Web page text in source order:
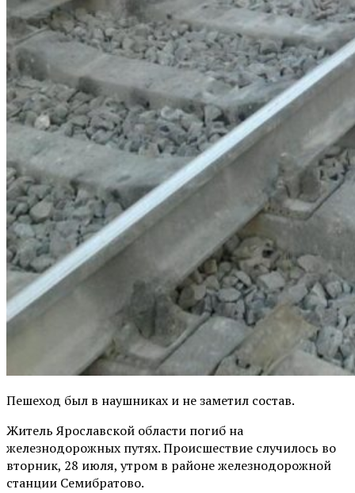
Пешеход был в наушниках и не заметил состав.
Житель Ярославской области погиб на
железнодорожных путях. Происшествие случилось во
вторник, 28 июля, утром в районе железнодорожной
станции Семибратово.